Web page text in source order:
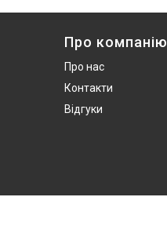
Про компанію
Про нас
Контакти
Відгуки